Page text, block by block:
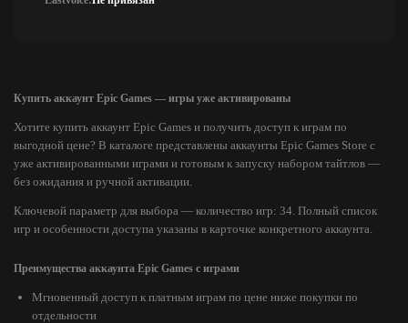
Купить аккаунт Epic Games — игры уже активированы
Хотите купить аккаунт Epic Games и получить доступ к играм по
выгодной цене? В каталоге представлены аккаунты Epic Games Store с
уже активированными играми и готовым к запуску набором тайтлов —
без ожидания и ручной активации.
Ключевой параметр для выбора — количество игр: 34. Полный список
игр и особенности доступа указаны в карточке конкретного аккаунта.
Преимущества аккаунта Epic Games с играми
Мгновенный доступ к платным играм по цене ниже покупки по
отдельности